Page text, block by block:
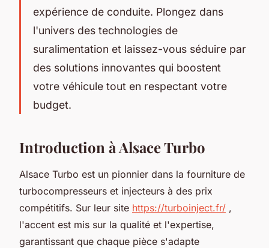
expérience de conduite. Plongez dans
l'univers des technologies de
suralimentation et laissez-vous séduire par
des solutions innovantes qui boostent
votre véhicule tout en respectant votre
budget.
Introduction à Alsace Turbo
Alsace Turbo est un pionnier dans la fourniture de
turbocompresseurs et injecteurs à des prix
compétitifs. Sur leur site https://turboinject.fr/ ,
l'accent est mis sur la qualité et l'expertise,
garantissant que chaque pièce s'adapte